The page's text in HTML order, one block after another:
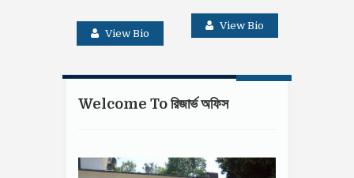
View Bio
View Bio
Welcome To রিজার্ভ অফিস